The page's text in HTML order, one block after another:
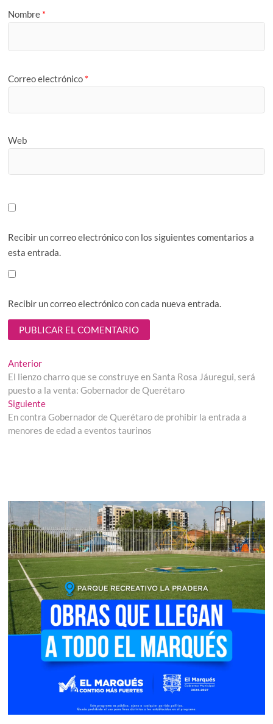
Nombre *
Correo electrónico *
Web
Recibir un correo electrónico con los siguientes comentarios a
esta entrada.
Recibir un correo electrónico con cada nueva entrada.
Navegación
de
entradas
AnteriorEntrada
anterior:
El lienzo charro que se construye en Santa Rosa Jáuregui, será
puesto a la venta: Gobernador de Querétaro
SiguienteEntrada
siguiente:
En contra Gobernador de Querétaro de prohibir la entrada a
menores de edad a eventos taurinos